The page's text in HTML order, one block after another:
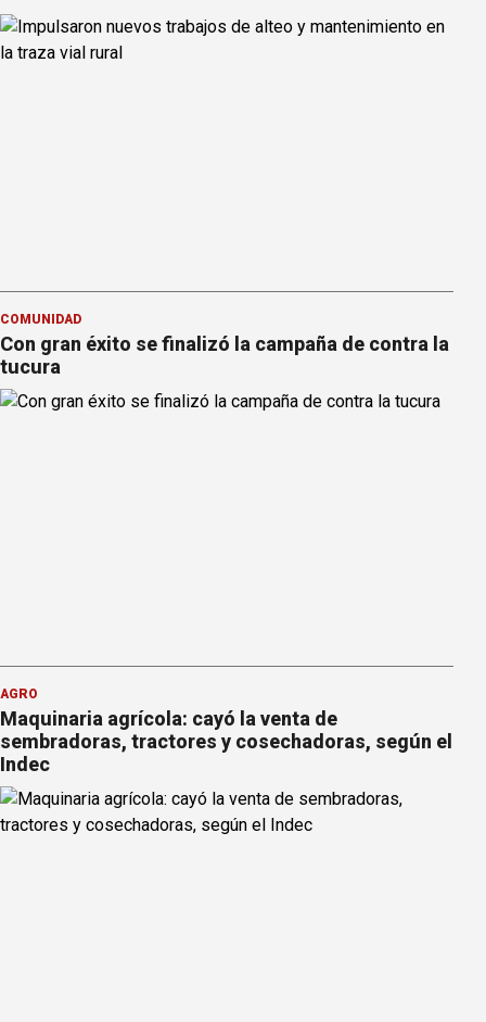
COMUNIDAD
Con gran éxito se finalizó la campaña de contra la
tucura
AGRO
Maquinaria agrícola: cayó la venta de
sembradoras, tractores y cosechadoras, según el
Indec